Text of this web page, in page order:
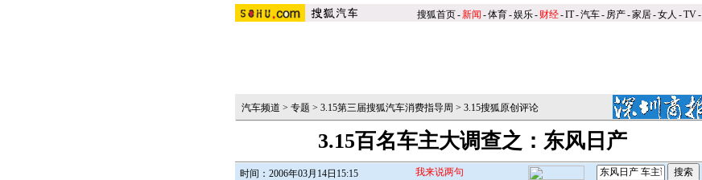
搜狐首页-新闻 -体育-娱乐- 财经-IT-汽车- 房产-家居-女人 -TV-
汽车频道 > 专题 > 3.15第三届搜狐汽车消费指导周 > 3.15搜狐原创评论
3.15百名车主大调查之：东风日产
时间：2006年03月14日15:15 我来说两句